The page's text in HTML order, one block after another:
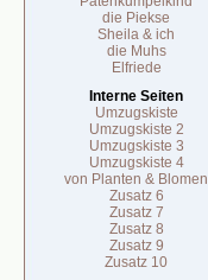
die Piekse
Sheila & ich
die Muhs
Elfriede
Interne Seiten
Umzugskiste
Umzugskiste 2
Umzugskiste 3
Umzugskiste 4
von Planten & Blomen
Zusatz 6
Zusatz 7
Zusatz 8
Zusatz 9
Zusatz 10